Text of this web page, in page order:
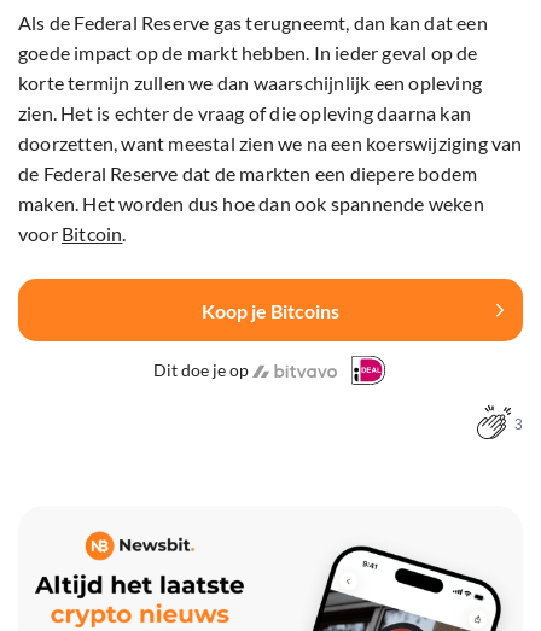
Als de Federal Reserve gas terugneemt, dan kan dat een
goede impact op de markt hebben. In ieder geval op de
korte termijn zullen we dan waarschijnlijk een opleving
zien. Het is echter de vraag of die opleving daarna kan
doorzetten, want meestal zien we na een koerswijziging van
de Federal Reserve dat de markten een diepere bodem
maken. Het worden dus hoe dan ook spannende weken
voor Bitcoin.
Koop je Bitcoins
Dit doe je op
3